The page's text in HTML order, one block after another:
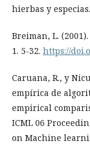
hierbas y
Breiman, L.
1. 5-32. https://
Caruana, R., y
empírica de
empirical
ICML 06
on Machine